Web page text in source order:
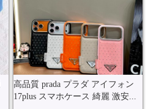
高品質 prada プラダ アイフォン
17plus スマホケース 綺麗 激安...